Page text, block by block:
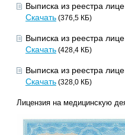
Выписка из реестра
Скачать (376,5 КБ)
Выписка из реестра
Скачать (428,4 КБ)
Выписка из реестра
Скачать (328,0 КБ)
Лицензия на медицинскую